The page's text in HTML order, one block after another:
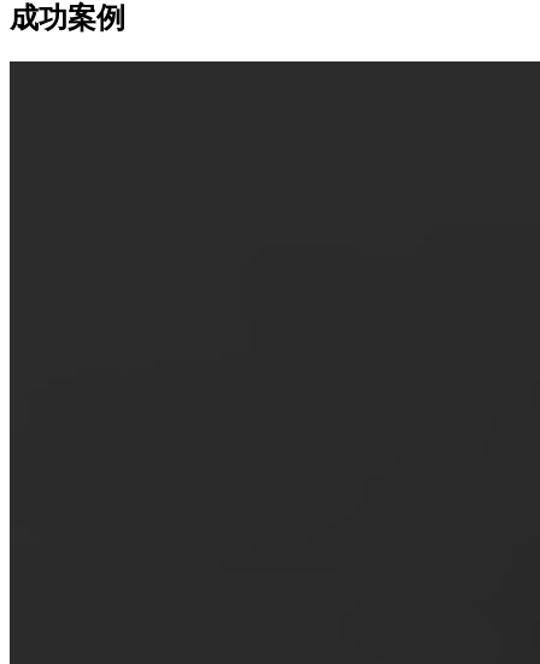
成功案例